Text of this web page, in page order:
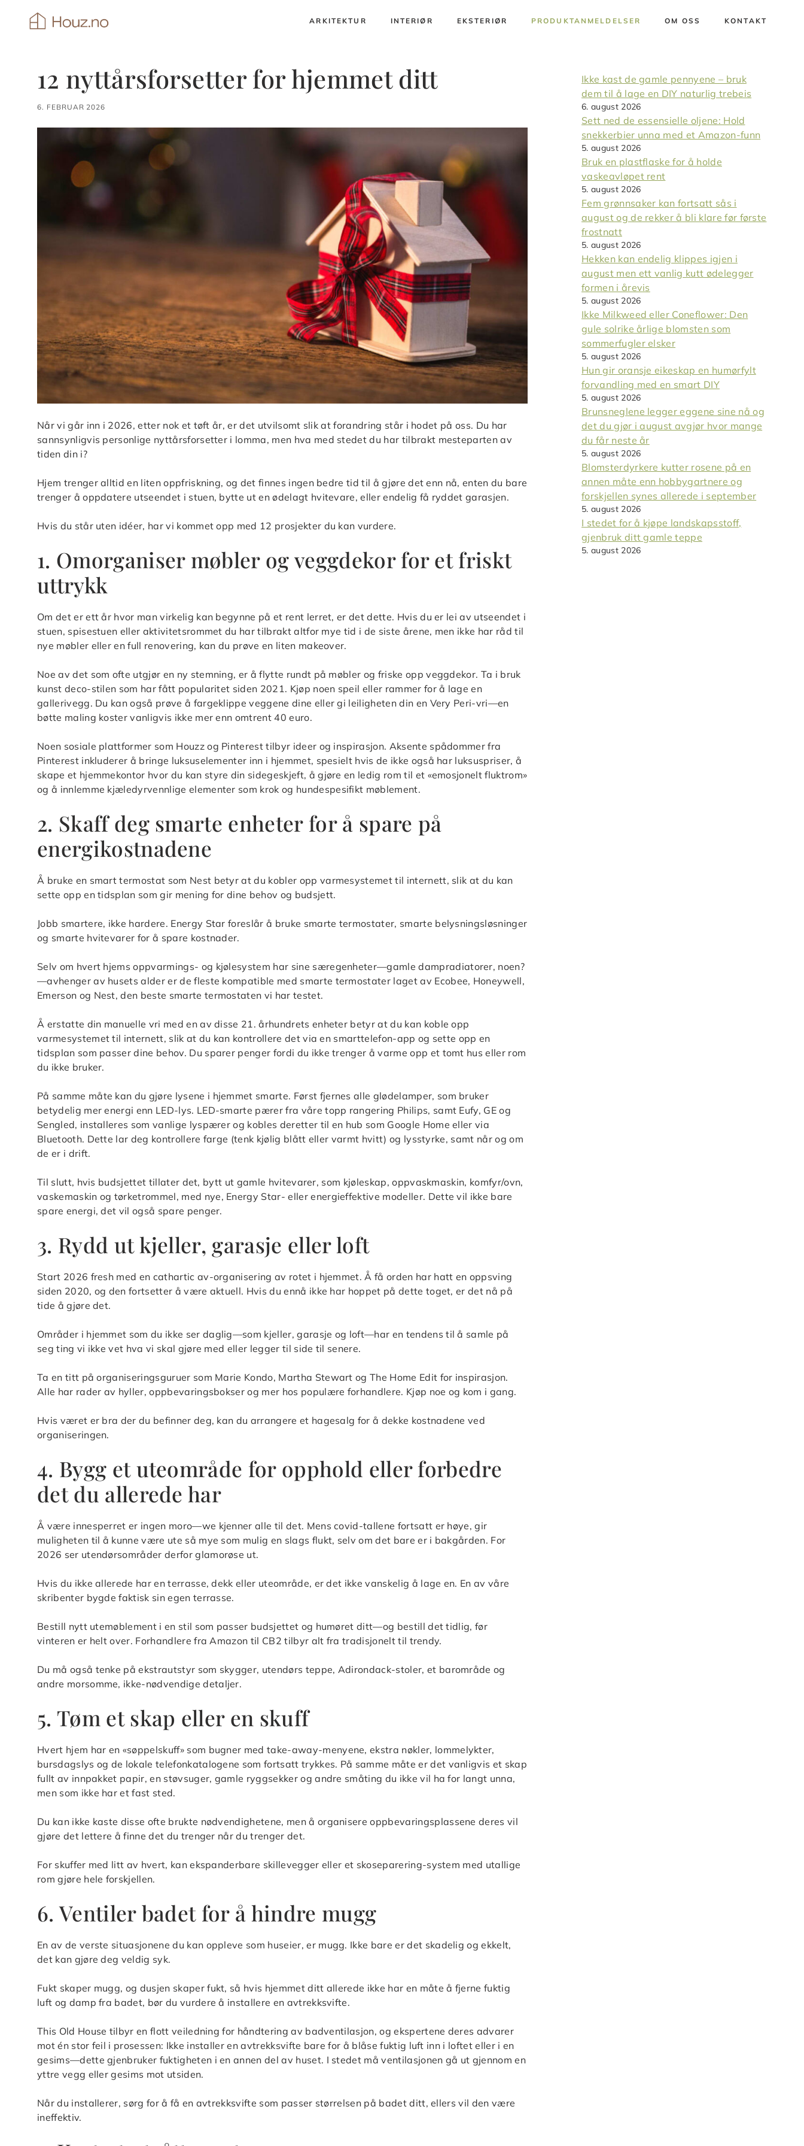
ARKITEKTUR INTERIØR EKSTERIØR PRODUKTANMELDELSER OM OSS KONTAKT
12 nyttårsforsetter for hjemmet ditt
6. FEBRUAR 2026
Når vi går inn i 2026, etter nok et tøft år, er det utvilsomt slik at forandring står i hodet på oss. Du har
sannsynligvis personlige nyttårsforsetter i lomma, men hva med stedet du har tilbrakt mesteparten av
tiden din i?
Hjem trenger alltid en liten oppfriskning, og det finnes ingen bedre tid til å gjøre det enn nå, enten du bare
trenger å oppdatere utseendet i stuen, bytte ut en ødelagt hvitevare, eller endelig få ryddet garasjen.
Hvis du står uten idéer, har vi kommet opp med 12 prosjekter du kan vurdere.
1. Omorganiser møbler og veggdekor for et friskt
uttrykk
Om det er ett år hvor man virkelig kan begynne på et rent lerret, er det dette. Hvis du er lei av utseendet i
stuen, spisestuen eller aktivitetsrommet du har tilbrakt altfor mye tid i de siste årene, men ikke har råd til
nye møbler eller en full renovering, kan du prøve en liten makeover.
Noe av det som ofte utgjør en ny stemning, er å flytte rundt på møbler og friske opp veggdekor. Ta i bruk
kunst deco-stilen som har fått popularitet siden 2021. Kjøp noen speil eller rammer for å lage en
gallerivegg. Du kan også prøve å fargeklippe veggene dine eller gi leiligheten din en Very Peri-vri—en
bøtte maling koster vanligvis ikke mer enn omtrent 40 euro.
Noen sosiale plattformer som Houzz og Pinterest tilbyr ideer og inspirasjon. Aksente spådommer fra
Pinterest inkluderer å bringe luksuselementer inn i hjemmet, spesielt hvis de ikke også har luksuspriser, å
skape et hjemmekontor hvor du kan styre din sidegeskjeft, å gjøre en ledig rom til et «emosjonelt fluktrom»
og å innlemme kjæledyrvennlige elementer som krok og hundespesifikt møblement.
2. Skaff deg smarte enheter for å spare på
energikostnadene
Å bruke en smart termostat som Nest betyr at du kobler opp varmesystemet til internett, slik at du kan
sette opp en tidsplan som gir mening for dine behov og budsjett.
Jobb smartere, ikke hardere. Energy Star foreslår å bruke smarte termostater, smarte belysningsløsninger
og smarte hvitevarer for å spare kostnader.
Selv om hvert hjems oppvarmings- og kjølesystem har sine særegenheter—gamle dampradiatorer, noen?
—avhenger av husets alder er de fleste kompatible med smarte termostater laget av Ecobee, Honeywell,
Emerson og Nest, den beste smarte termostaten vi har testet.
Å erstatte din manuelle vri med en av disse 21. århundrets enheter betyr at du kan koble opp
varmesystemet til internett, slik at du kan kontrollere det via en smarttelefon-app og sette opp en
tidsplan som passer dine behov. Du sparer penger fordi du ikke trenger å varme opp et tomt hus eller rom
du ikke bruker.
På samme måte kan du gjøre lysene i hjemmet smarte. Først fjernes alle glødelamper, som bruker
betydelig mer energi enn LED-lys. LED-smarte pærer fra våre topp rangering Philips, samt Eufy, GE og
Sengled, installeres som vanlige lyspærer og kobles deretter til en hub som Google Home eller via
Bluetooth. Dette lar deg kontrollere farge (tenk kjølig blått eller varmt hvitt) og lysstyrke, samt når og om
de er i drift.
Til slutt, hvis budsjettet tillater det, bytt ut gamle hvitevarer, som kjøleskap, oppvaskmaskin, komfyr/ovn,
vaskemaskin og tørketrommel, med nye, Energy Star- eller energieffektive modeller. Dette vil ikke bare
spare energi, det vil også spare penger.
3. Rydd ut kjeller, garasje eller loft
Start 2026 fresh med en cathartic av-organisering av rotet i hjemmet. Å få orden har hatt en oppsving
siden 2020, og den fortsetter å være aktuell. Hvis du ennå ikke har hoppet på dette toget, er det nå på
tide å gjøre det.
Områder i hjemmet som du ikke ser daglig—som kjeller, garasje og loft—har en tendens til å samle på
seg ting vi ikke vet hva vi skal gjøre med eller legger til side til senere.
Ta en titt på organiseringsguruer som Marie Kondo, Martha Stewart og The Home Edit for inspirasjon.
Alle har rader av hyller, oppbevaringsbokser og mer hos populære forhandlere. Kjøp noe og kom i gang.
Hvis været er bra der du befinner deg, kan du arrangere et hagesalg for å dekke kostnadene ved
organiseringen.
4. Bygg et uteområde for opphold eller forbedre
det du allerede har
Å være innesperret er ingen moro—we kjenner alle til det. Mens covid-tallene fortsatt er høye, gir
muligheten til å kunne være ute så mye som mulig en slags flukt, selv om det bare er i bakgården. For
2026 ser utendørsområder derfor glamorøse ut.
Hvis du ikke allerede har en terrasse, dekk eller uteområde, er det ikke vanskelig å lage en. En av våre
skribenter bygde faktisk sin egen terrasse.
Bestill nytt utemøblement i en stil som passer budsjettet og humøret ditt—og bestill det tidlig, før
vinteren er helt over. Forhandlere fra Amazon til CB2 tilbyr alt fra tradisjonelt til trendy.
Du må også tenke på ekstrautstyr som skygger, utendørs teppe, Adirondack-stoler, et barområde og
andre morsomme, ikke-nødvendige detaljer.
5. Tøm et skap eller en skuff
Hvert hjem har en «søppelskuff» som bugner med take-away-menyene, ekstra nøkler, lommelykter,
bursdagslys og de lokale telefonkatalogene som fortsatt trykkes. På samme måte er det vanligvis et skap
fullt av innpakket papir, en støvsuger, gamle ryggsekker og andre småting du ikke vil ha for langt unna,
men som ikke har et fast sted.
Du kan ikke kaste disse ofte brukte nødvendighetene, men å organisere oppbevaringsplassene deres vil
gjøre det lettere å finne det du trenger når du trenger det.
For skuffer med litt av hvert, kan ekspanderbare skillevegger eller et skoseparering-system med utallige
rom gjøre hele forskjellen.
6. Ventiler badet for å hindre mugg
En av de verste situasjonene du kan oppleve som huseier, er mugg. Ikke bare er det skadelig og ekkelt,
det kan gjøre deg veldig syk.
Fukt skaper mugg, og dusjen skaper fukt, så hvis hjemmet ditt allerede ikke har en måte å fjerne fuktig
luft og damp fra badet, bør du vurdere å installere en avtrekksvifte.
This Old House tilbyr en flott veiledning for håndtering av badventilasjon, og ekspertene deres advarer
mot én stor feil i prosessen: Ikke installer en avtrekksvifte bare for å blåse fuktig luft inn i loftet eller i en
gesims—dette gjenbruker fuktigheten i en annen del av huset. I stedet må ventilasjonen gå ut gjennom en
yttre vegg eller gesims mot utsiden.
Når du installerer, sørg for å få en avtrekksvifte som passer størrelsen på badet ditt, ellers vil den være
ineffektiv.
Ikke kast de gamle pennyene – bruk
dem til å lage en DIY naturlig trebeis
6. august 2026
Sett ned de essensielle oljene: Hold
snekkerbier unna med et Amazon-funn
5. august 2026
Bruk en plastflaske for å holde
vaskeavløpet rent
5. august 2026
Fem grønnsaker kan fortsatt sås i
august og de rekker å bli klare før første
frostnatt
5. august 2026
Hekken kan endelig klippes igjen i
august men ett vanlig kutt ødelegger
formen i årevis
5. august 2026
Ikke Milkweed eller Coneflower: Den
gule solrike årlige blomsten som
sommerfugler elsker
5. august 2026
Hun gir oransje eikeskap en humørfylt
forvandling med en smart DIY
5. august 2026
Brunsneglene legger eggene sine nå og
det du gjør i august avgjør hvor mange
du får neste år
5. august 2026
Blomsterdyrkere kutter rosene på en
annen måte enn hobbygartnere og
forskjellen synes allerede i september
5. august 2026
I stedet for å kjøpe landskapsstoff,
gjenbruk ditt gamle teppe
5. august 2026